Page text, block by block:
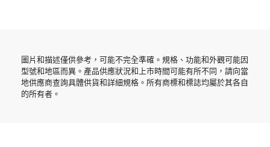
圖片和描述僅供參考，可能不完全準確。規格、功能和外觀可能因
型號和地區而異。產品供應狀況和上市時間可能有所不同，請向當
地供應商查詢具體供貨和詳細規格。所有商標和標誌均屬於其各自
的所有者。